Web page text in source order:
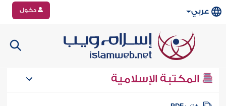
عربي دخول
المكتبة الإسلامية